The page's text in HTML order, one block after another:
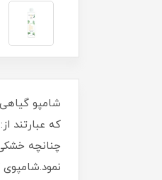
که عبارتند
چنانچه